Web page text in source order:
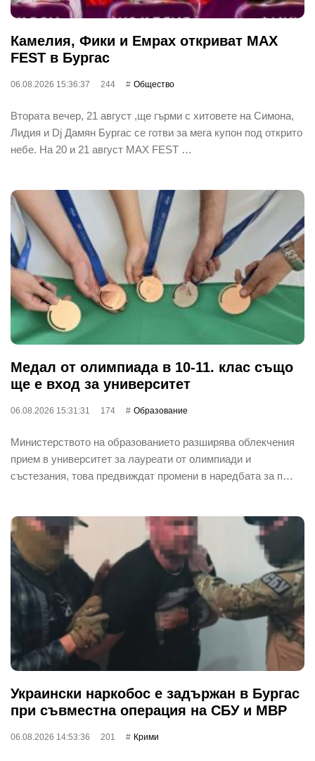
Камелия, Фики и Емрах откриват MAX
FEST в Бургас
06.08.2026 15:36:37 244 Общество
Втората вечер, 21 август ,ще гърми с хитовете на Симона,
Лидия и Dj Дамян Бургас се готви за мега купон под открито
небе. На 20 и 21 август MAX FEST …
Медал от олимпиада в 10-11. клас също
ще е вход за университет
06.08.2026 15:31:31 174 Oбразование
Министерството на образованието разширява облекчения
прием в университет за лауреати от олимпиади и
състезания, това предвиждат промени в наредбата за п…
Украински наркобос е задържан в Бургас
при съвместна операция на СБУ и МВР
06.08.2026 14:53:36 201 Крими